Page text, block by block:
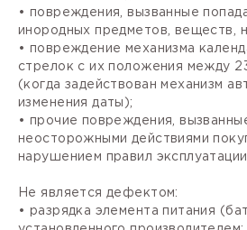
• повреждения, вызванные
инородных предметов, веществ,
• повреждение механизма
стрелок с их положения между
(когда задействован механизм
изменения даты);
• прочие повреждения,
неосторожными действиями
нарушением правил эксплуатации.
Не является дефектом:
• разрядка элемента питания